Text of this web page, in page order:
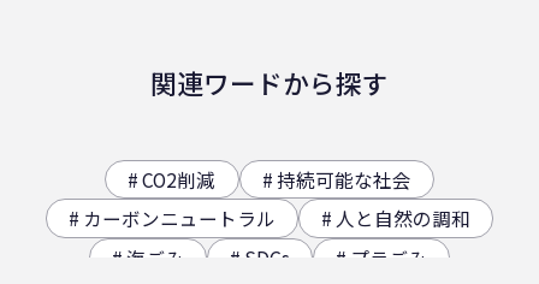
関連ワードから探す
CO2削減
持続可能な社会
カーボンニュートラル
人と自然の調和
海ごみ
SDGs
プラごみ